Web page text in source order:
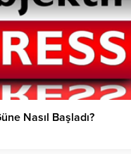
Nasıl Başladı?